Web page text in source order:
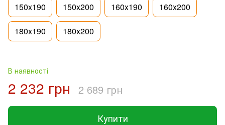
150x190 150x200 160x190 160x200
180x190 180x200
В наявності
2 232 грн 2 689 грн
Купити